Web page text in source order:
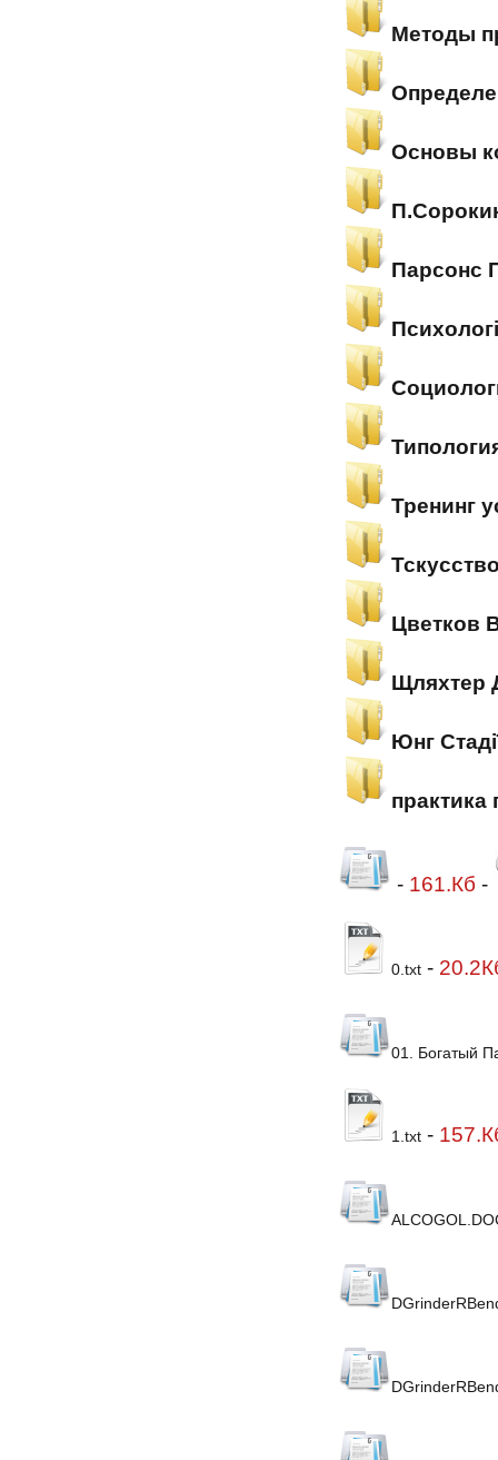
Методы
Основы
Парсонс
Тренинг
Цветков
Щляхтер
Юнг
практика
- 161.Кб -
0.txt-
01. Богатый
1.txt-